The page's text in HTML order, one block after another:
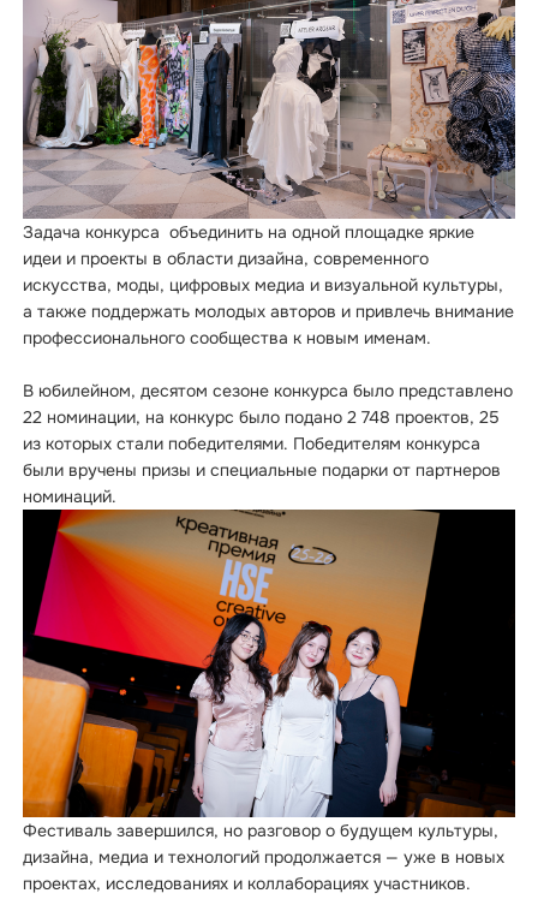
Задача конкурса объединить на одной площадке яркие
идеи и проекты в области дизайна, современного
искусства, моды, цифровых медиа и визуальной культуры,
а также поддержать молодых авторов и привлечь внимание
профессионального сообщества к новым именам.
В юбилейном, десятом сезоне конкурса было представлено
22 номинации, на конкурс было подано 2 748 проектов, 25
из которых стали победителями. Победителям конкурса
были вручены призы и специальные подарки от партнеров
номинаций.
Фестиваль завершился, но разговор о будущем культуры,
дизайна, медиа и технологий продолжается — уже в новых
проектах, исследованиях и коллаборациях участников.